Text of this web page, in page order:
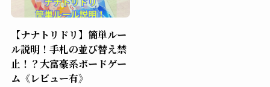
【ナナトリドリ】簡単ルー
ル説明！手札の並び替え禁
止！？大富豪系ボードゲー
ム《レビュー有》